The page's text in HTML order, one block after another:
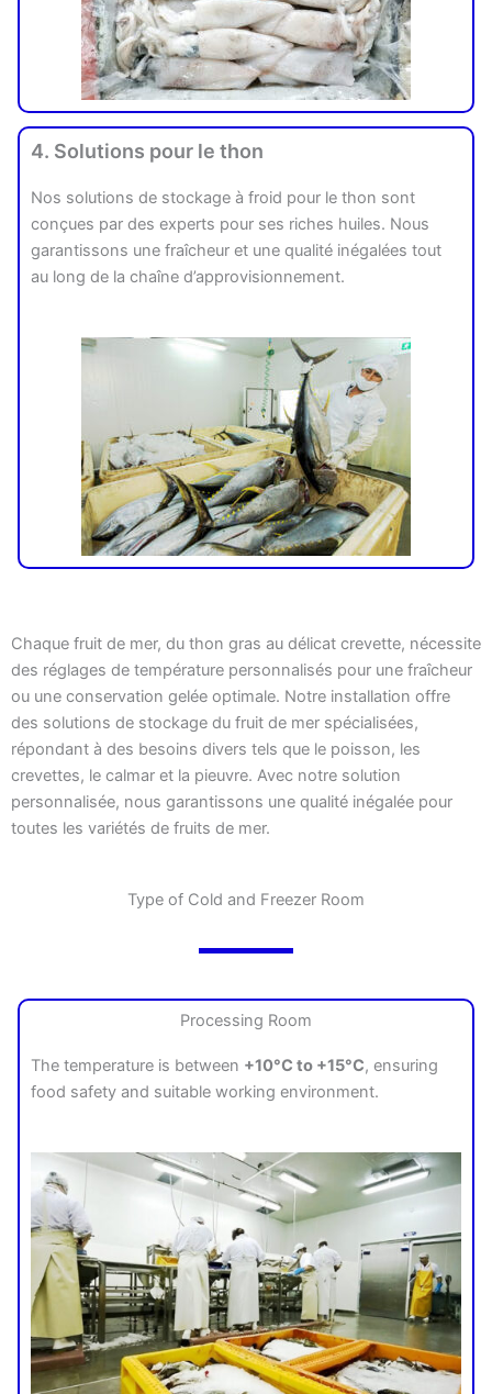
4. Solutions pour le thon
Nos solutions de stockage à froid pour le thon sont
conçues par des experts pour ses riches huiles. Nous
garantissons une fraîcheur et une qualité inégalées tout
au long de la chaîne d’approvisionnement.
Chaque fruit de mer, du thon gras au délicat crevette, nécessite
des réglages de température personnalisés pour une fraîcheur
ou une conservation gelée optimale. Notre installation offre
des solutions de stockage du fruit de mer spécialisées,
répondant à des besoins divers tels que le poisson, les
crevettes, le calmar et la pieuvre. Avec notre solution
personnalisée, nous garantissons une qualité inégalée pour
toutes les variétés de fruits de mer.
Type of Cold and Freezer Room
Processing Room
The temperature is between +10°C to +15°C, ensuring
food safety and suitable working environment.